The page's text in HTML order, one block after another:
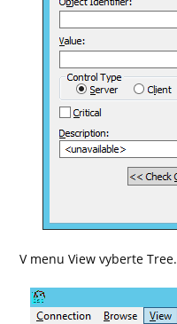
V menu View vyberte Tree.